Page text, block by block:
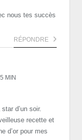
nous tes succès
RÉPONDRE
MIN
d’un soir.
recette et
d’or pour mes